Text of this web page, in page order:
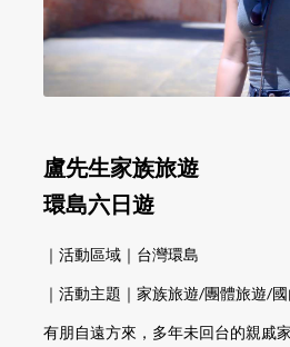
盧先生家族旅遊
環島六日遊
｜活動區域｜台灣環島
｜活動主題｜家族旅遊/團體旅遊/
有朋自遠方來，多年未回台的親戚